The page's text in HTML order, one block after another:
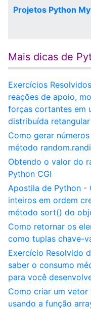
Projetos Python
Mais dicas de
Exercícios
reações de apoio,
forças cortantes em
distribuída
Como gerar
método
Obtendo o valor do
Python CGI
Apostila de Python -
inteiros em ordem
método sort() do
Como retornar os
como tuplas chave-
Exercício Resolvido
saber o consumo
para você
Como criar um vetor
usando a função